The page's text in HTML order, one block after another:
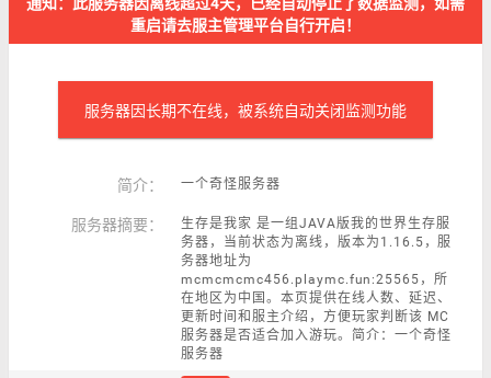
重启请去服主管理平台自行开启！
服务器因长期不在线，被系统自动关闭监测功能
简介： 一个奇怪服务器
服务器摘要：
生存是我家 是一组JAVA版我的世界生存服
务器，当前状态为离线，版本为1.16.5，服
务器地址为
mcmcmcmc456.playmc.fun:25565，所
在地区为中国。本页提供在线人数、延迟、
更新时间和服主介绍，方便玩家判断该 MC
服务器是否适合加入游玩。简介：一个奇怪
服务器